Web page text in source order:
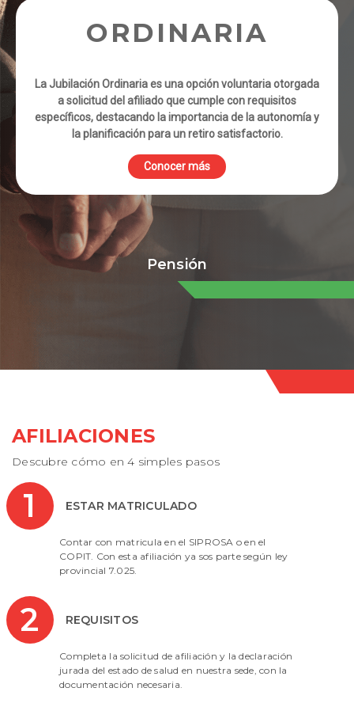
POR EDAD
La Jubilación por Edad Avanzada es automática al
alcanzar la edad establecida, resaltando la necesidad de
Pensión
AFILIACIONES
Descubre cómo en 4 simples pasos
1 ESTAR MATRICULADO
Contar con matricula en el SIPROSA o en el
COPIT. Con esta afiliación ya sos parte según ley
provincial 7.025.
2 REQUISITOS
Completa la solicitud de afiliación y la declaración
jurada del estado de salud en nuestra sede, con la
documentación necesaria.